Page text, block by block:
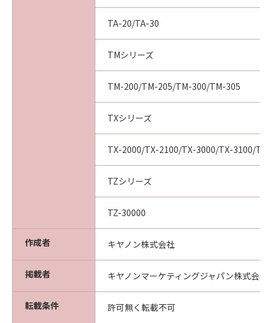
及び販売店のすべての責任であり、お客様の唯
お客様は、日本国政府または関連する外国政府
より必要な認可等を得ることなしに「本ソフト
ウエア」の全部または一部を、直接または間接
に輸出してはなりません。
インストールされた時点で発効し、下記(2)また
は(3)により終了されるまで有効に存続します。
製物のすべてを廃棄及び消去することにより、
本契約を終了させることができます。
(3) キヤノンは、お客様が本契約のいずれかの条
項に違反した場合、直ちに本契約を終了させる
ことができます。
(4) お客様は、上記(3)による本契約の終了後直
ちに、「本ソフトウエア」及びその複製物のす
べてを廃棄及び消去するものとします。
準拠法
TA-20/TA-30
TMシリーズ
TM-200/TM-205/TM-300/TM-305
TXシリーズ
TX-2000/TX-2100/TX-3000/TX-3100/
TZシリーズ
TZ-30000
作成者 キヤノン株式会社
掲載者 キヤノンマーケティングジャパン株式会社
転載条件 許可無く転載不可